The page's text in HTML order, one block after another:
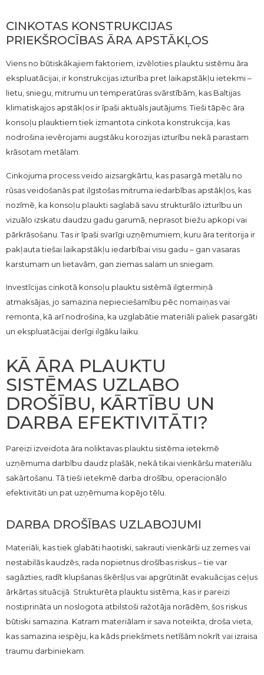
CINKOTAS KONSTRUKCIJAS
PRIEKŠROCĪBAS ĀRA APSTĀKĻOS
Viens no būtiskākajiem faktoriem, izvēloties plauktu sistēmu āra
ekspluatācijai, ir konstrukcijas izturība pret laikapstākļu ietekmi –
lietu, sniegu, mitrumu un temperatūras svārstībām, kas Baltijas
klimatiskajos apstākļos ir īpaši aktuāls jautājums. Tieši tāpēc āra
konsoļu plauktiem tiek izmantota cinkota konstrukcija, kas
nodrošina ievērojami augstāku korozijas izturību nekā parastam
krāsotam metālam.
Cinkojuma process veido aizsargkārtu, kas pasargā metālu no
rūsas veidošanās pat ilgstošas mitruma iedarbības apstākļos, kas
nozīmē, ka konsoļu plaukti saglabā savu strukturālo izturību un
vizuālo izskatu daudzu gadu garumā, neprasot biežu apkopi vai
pārkrāsošanu. Tas ir īpaši svarīgi uzņēmumiem, kuru āra teritorija ir
pakļauta tiešai laikapstākļu iedarbībai visu gadu – gan vasaras
karstumam un lietavām, gan ziemas salam un sniegam.
Investīcijas cinkotā konsoļu plauktu sistēmā ilgtermiņā
atmaksājas, jo samazina nepieciešamību pēc nomaiņas vai
remonta, kā arī nodrošina, ka uzglabātie materiāli paliek pasargāti
un ekspluatācijai derīgi ilgāku laiku.
KĀ ĀRA PLAUKTU
SISTĒMAS UZLABO
DROŠĪBU, KĀRTĪBU UN
DARBA EFEKTIVITĀTI?
Pareizi izveidota āra noliktavas plauktu sistēma ietekmē
uzņēmuma darbību daudz plašāk, nekā tikai vienkāršu materiālu
sakārtošanu. Tā tieši ietekmē darba drošību, operacionālo
efektivitāti un pat uzņēmuma kopējo tēlu.
DARBA DROŠĪBAS UZLABOJUMI
Materiāli, kas tiek glabāti haotiski, sakrauti vienkārši uz zemes vai
nestabilās kaudzēs, rada nopietnus drošības riskus – tie var
sagāzties, radīt klupšanas šķēršļus vai apgrūtināt evakuācijas ceļus
ārkārtas situācijā. Strukturēta plauktu sistēma, kas ir pareizi
nostiprināta un noslogota atbilstoši ražotāja norādēm, šos riskus
būtiski samazina. Katram materiālam ir sava noteikta, droša vieta,
kas samazina iespēju, ka kāds priekšmets netīšām nokrīt vai izraisa
traumu darbiniekam.